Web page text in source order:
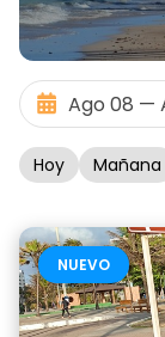
Hoy Mañana
NUEVO